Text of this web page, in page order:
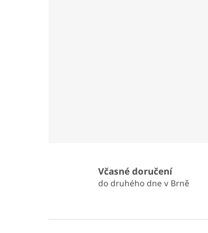
Včasné doručení
do druhého dne v Brně